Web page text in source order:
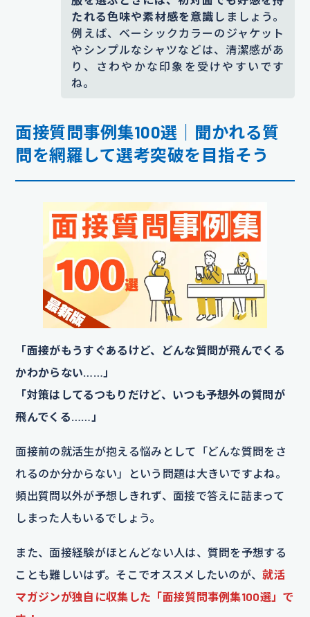
たれる色味や素材感を意識 しましょう。
例えば、ベーシックカラーのジャケット
やシンプルなシャツなどは、清潔感があ
り、さわやかな印象を受けやすいです
ね。
面接質問事例集100選｜聞かれる質
問を網羅して選考突破を目指そう
「面接がもうすぐあるけど、どんな質問が飛んでくる
かわからない……」
「対策はしてるつもりだけど、いつも予想外の質問が
飛んでくる……」
面接前の就活生が抱える悩みとして「どんな質問をさ
れるのか分からない」という問題は大きいですよね。
頻出質問以外が予想しきれず、面接で答えに詰まって
しまった人もいるでしょう。
また、面接経験がほとんどない人は、質問を予想する
ことも難しいはず。そこでオススメしたいのが、就活
マガジンが独自に収集した「面接質問事例集100選」で